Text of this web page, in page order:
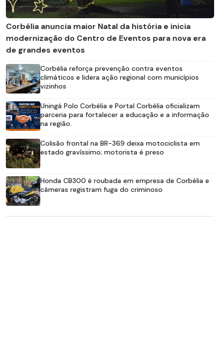
Corbélia anuncia maior Natal da história e inicia
modernização do Centro de Eventos para nova era
de grandes eventos
Corbélia reforça prevenção contra eventos
climáticos e lidera ação regional com municípios
vizinhos
Uningá Polo Corbélia e Portal Corbélia oficializam
parceria para fortalecer a educação e a informação
na região.
Colisão frontal na BR-369 deixa motociclista em
estado gravíssimo; motorista é preso
Honda CB300 é roubada em empresa de Corbélia e
câmeras registram fuga do criminoso